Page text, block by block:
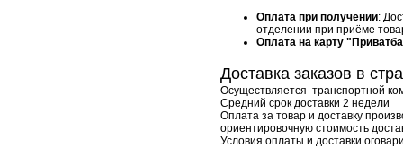
Оплата при получении:
отделении при приёме
Оплата на карту
Доставка заказов в
Осуществляется транспортной
Средний срок доставки 2 недели
Оплата за товар и доставку
ориентировочную стоимость
Условия оплаты и доставки